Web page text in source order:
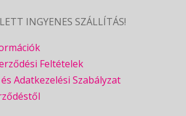
INGYENES SZÁLLÍTÁS!
Feltételek
Adatkezelési Szabályzat